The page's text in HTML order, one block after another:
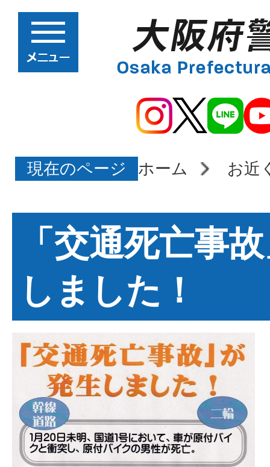
現在のページ ホーム お近
「交通死亡事
しました！